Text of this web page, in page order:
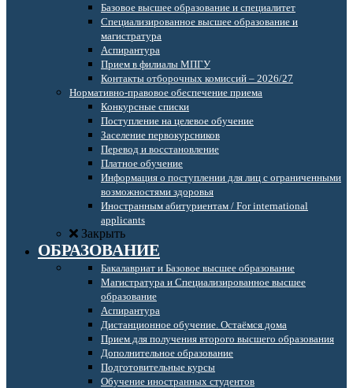
Базовое высшее образование и специалитет
Специализированное высшее образование и
магистратура
Аспирантура
Прием в филиалы МПГУ
Контакты отборочных комиссий – 2026/27
Нормативно-правовое обеспечение приема
Конкурсные списки
Поступление на целевое обучение
Заселение первокурсников
Перевод и восстановление
Платное обучение
Информация о поступлении для лиц с ограниченными
возможностями здоровья
Иностранным абитуриентам / For international
applicants
Закрыть
ОБРАЗОВАНИЕ
Бакалавриат и Базовое высшее образование
Магистратура и Специализированное высшее
образование
Аспирантура
Дистанционное обучение. Остаёмся дома
Прием для получения второго высшего образования
Дополнительное образование
Подготовительные курсы
Обучение иностранных студентов